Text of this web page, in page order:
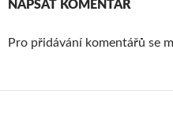
NAPSAT KOMENTÁŘ
Pro přidávání komentářů se